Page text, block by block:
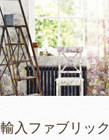
輸入ファブリック